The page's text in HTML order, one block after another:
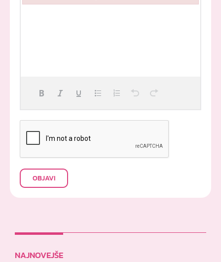
OBJAVI
NAJNOVEJŠE
Failed to initialize plugin: wplink